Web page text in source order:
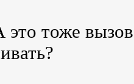
это тоже